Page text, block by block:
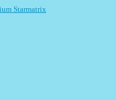
Starmatrix